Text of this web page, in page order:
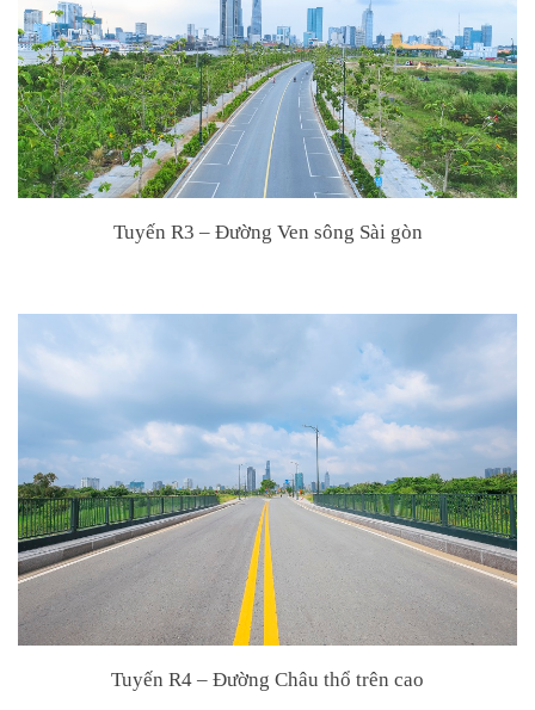
Tuyến R3 – Đường Ven sông Sài gòn
Tuyến R4 – Đường Châu thổ trên cao